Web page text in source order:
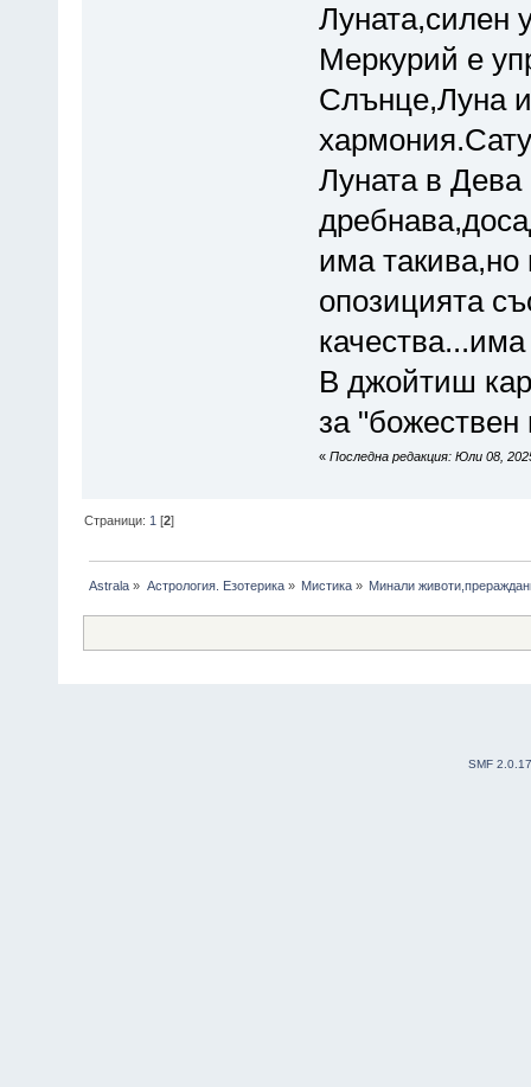
Луната,силен
Меркурий е
Слънце,Луна
Луната в Дева
има такива,но
опозицията
В джойтиш
за "божествен
« Последна редакция: Юли 08,
Страници: 1 [2]
Astrala » Астрология. Езотерика» Мистика» Минали
SMF 2.0.17